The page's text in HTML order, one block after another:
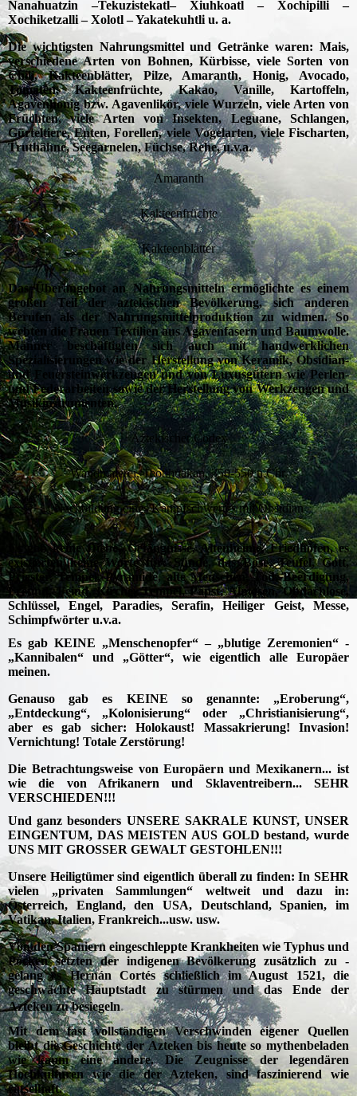
Nanahuatzin –Tekuzistekatl– Xiuhkoatl – Xochipilli –
Xochiketzalli – Xolotl – Yakatekuhtli u. a.
Die wichtigsten Nahrungsmittel und Getränke waren: Mais,
verschiedene Arten von Bohnen, Kürbisse, viele Sorten von
Chili, Kakteenblätter, Pilze, Amaranth, Honig, Avocado,
Tomaten, Kakteenfrüchte, Kakao, Vanille, Kartoffeln,
Agavenhonig bzw. Agavenlikör, viele Wurzeln, viele Arten von
Früchten, viele Arten von Insekten, Leguane, Schlangen,
Gürteltiere, Enten, Forellen, viele Vogelarten, viele Fischarten,
Truthähne, Seegarnelen, Füchse, Rehe, u.v.a.
Amaranth
Kakteenfrüchte
Kakteenblätter
Das Überangebot an Nahrungsmitteln ermöglichte es einem
großen Teil der aztekischen Bevölkerung, sich anderen
Berufen als der Nahrungsmittelproduktion zu widmen. So
webten die Frauen Textilien aus Agavenfasern und Baumwolle.
Männer beschäftigten sich auch mit handwerklichen
Spezialisierungen wie der Herstellung von Keramik, Obsidian-
und Feuersteinwerkzeugen und von Luxusgütern wie Perlen-
und Federarbeiten sowie der Herstellung von Werkzeugen und
Musikinstrumenten.
Aztekischer Codex
Wandmalerei, Teotihuakan, 350-550 n.Chr.
Nachbildung eines Kampfschwertes mit Obsidian
Es gab keine Diebe, Gefängnisse, Altenheime, Friedhöfen, es
existierten keine Worte für: Sünde, das Böse, Teufel, Gott,
Priester, Tempel, Pyramide, alte Menschen, Tod, Beerdigung,
Freund, Feind, Kirche, Tempel, Papst, Almosen, Obdachlose,
Schlüssel, Engel, Paradies, Serafin, Heiliger Geist, Messe,
Schimpfwörter u.v.a.
Es gab KEINE „Menschenopfer“ – „blutige Zeremonien“ -
„Kannibalen“ und „Götter“, wie eigentlich alle Europäer
meinen.
Genauso gab es KEINE so genannte: „Eroberung“,
„Entdeckung“, „Kolonisierung“ oder „Christianisierung“,
aber es gab sicher: Holokaust! Massakrierung! Invasion!
Vernichtung! Totale Zerstörung!
Die Betrachtungsweise von Europäern und Mexikanern... ist
wie die von Afrikanern und Sklaventreibern... SEHR
VERSCHIEDEN!!!
Und ganz besonders UNSERE SAKRALE KUNST, UNSER
EINGENTUM, DAS MEISTEN AUS GOLD bestand, wurde
UNS MIT GROSSER GEWALT GESTOHLEN!!!
Unsere Heiligtümer sind eigentlich überall zu finden: In SEHR
vielen „privaten Sammlungen“ weltweit und dazu in:
Österreich, England, den USA, Deutschland, Spanien, im
Vatikan, Italien, Frankreich...usw. usw.
Von den Spaniern eingeschleppte Krankheiten wie Typhus und
Pocken setzten der indigenen Bevölkerung zusätzlich zu -
gelang es Hernán Cortés schließlich im August 1521, die
geschwächte Hauptstadt zu stürmen und das Ende der
Azteken zu besiegeln.
Mit dem fast vollständigen Verschwinden eigener Quellen
bleibt die Geschichte der Azteken bis heute so mythenbeladen
wie kaum eine andere. Die Zeugnisse der legendären
Hochkulturen wie die der Azteken, sind faszinierend wie
rätselhaft.